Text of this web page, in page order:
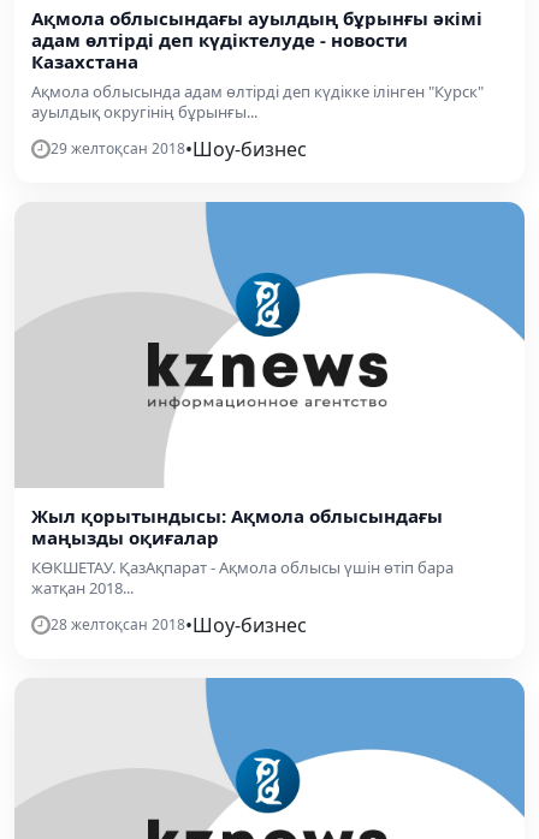
Ақмола облысындағы ауылдың бұрынғы әкімі
адам өлтірді деп күдіктелуде - новости
Казахстана
Ақмола облысында адам өлтірді деп күдікке ілінген "Курск"
ауылдық округінің бұрынғы...
29 желтоқсан 2018•Шоу-бизнес
Жыл қорытындысы: Ақмола облысындағы
маңызды оқиғалар
КӨКШЕТАУ. ҚазАқпарат - Ақмола облысы үшін өтіп бара
жатқан 2018...
28 желтоқсан 2018•Шоу-бизнес